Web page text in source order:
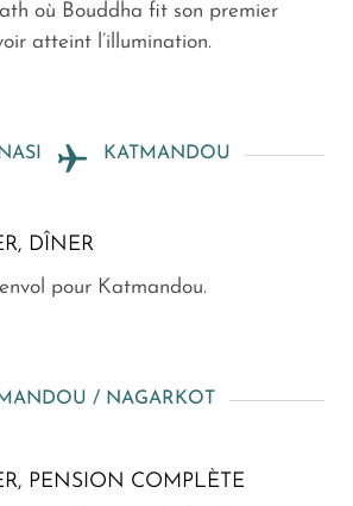
où Bouddha fit son premier
atteint l’illumination.
KATMANDOU
DÎNER
pour Katmandou.
/ NAGARKOT
PENSION COMPLÈTE